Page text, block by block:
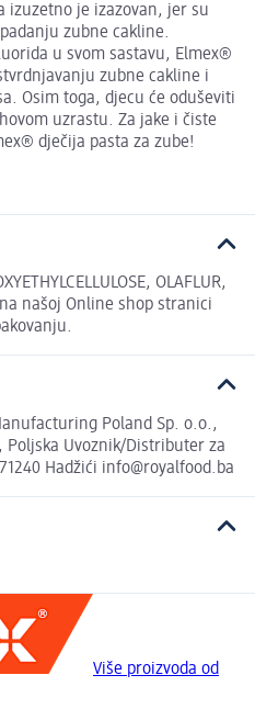
izuzetno je izazovan, jer su
zubne cakline.
u svom sastavu, Elmex®
zubne cakline i
Osim toga, djecu će oduševiti
uzrastu. Za jake i čiste
dječija pasta za zube!
OLAFLUR,
našoj Online shop stranici
Poland Sp. o.o.,
Poljska Uvoznik/Distributer za
Hadžići info@royalfood.ba
Više proizvoda od